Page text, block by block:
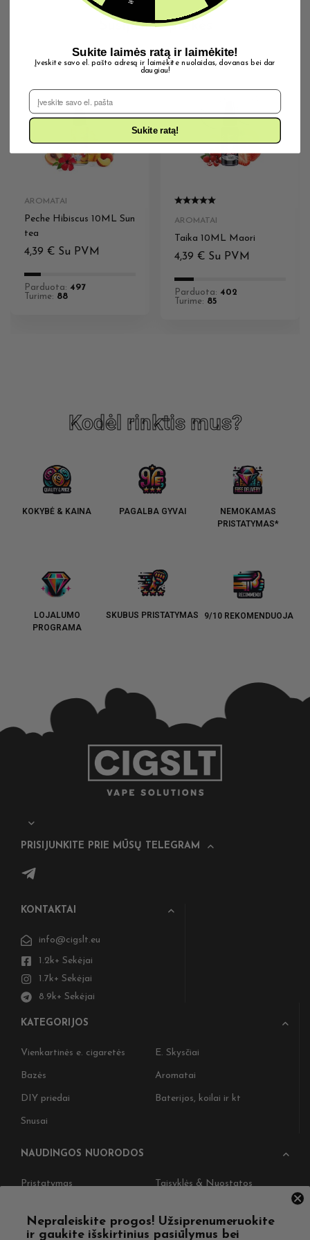
Susijusios prekės
AROMATAI
Peche Hibiscus 10ML Sun
tea
4,39 € Su PVM
Parduota: 497
Turime: 88
AROMATAI
Taika 10ML Maori
4,39 € Su PVM
Parduota: 402
Turime: 85
Kodėl rinktis mus?
KOKYBĖ & KAINA PAGALBA GYVAI
NEMOKAMAS
PRISTATYMAS*
LOJALUMO
PROGRAMA
SKUBUS PRISTATYMAS 9/10 REKOMENDUOJA
PRISIJUNKITE PRIE MŪSŲ TELEGRAM
KONTAKTAI
info@cigslt.eu
1.2k+ Sekėjai
1.7k+ Sekėjai
8.9k+ Sekėjai
KATEGORIJOS
Vienkartinės e. cigaretės E. Skysčiai
Bazės Aromatai
DIY priedai Baterijos, koilai ir kt
Snusai
NAUDINGOS NUORODOS
Pristatymas Taisyklės & Nuostatos
Straipsniai Apie Mus
Nepraleiskite progos! Užsiprenumeruokite
ir gaukite išskirtinius pasiūlymus bei
Sukite laimės ratą ir laimėkite!
Įveskite savo el. pašto adresą ir laimėkite nuolaidas, dovanas bei dar
daugiau!
El. Pašto adresas
Sukite ratą!